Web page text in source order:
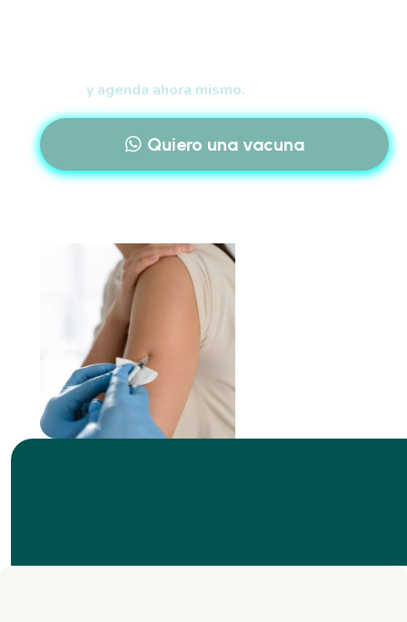
y agenda ahora mismo.
 Quiero una vacuna